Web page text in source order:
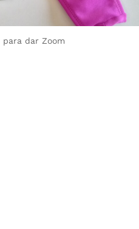
para dar Zoom